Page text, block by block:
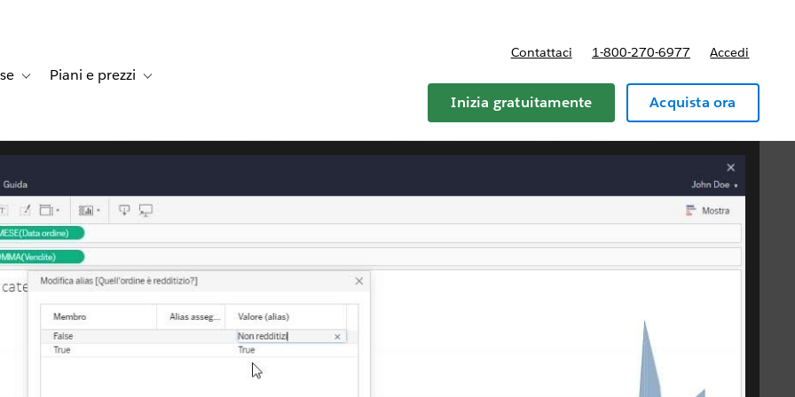
dei clientifor Soluzioni
Toggle sub-navigation for Risorse
Piani e prezzi Toggle sub-navigation for Piani e prezzi
Contattaci 1-800-270-6977 Accedi
Inizia gratuitamente Acquista ora